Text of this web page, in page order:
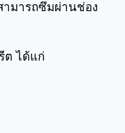
มารถซึมผ่านช่อง
ต ได้แก่